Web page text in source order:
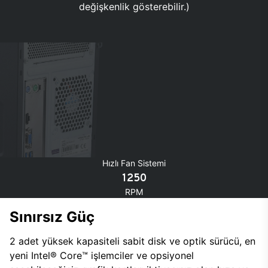
değişkenlik gösterebilir.)
Hızlı Fan Sistemi
1250
RPM
Sınırsız Güç
2 adet yüksek kapasiteli sabit disk ve optik sürücü, en
yeni Intel® Core™ işlemciler ve opsiyonel